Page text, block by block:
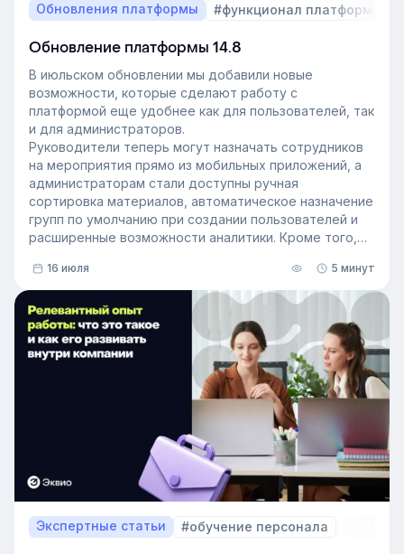
Обновления платформы #функционал платформы
Обновление платформы 14.8
В июльском обновлении мы добавили новые
возможности, которые сделают работу с
платформой еще удобнее как для пользователей, так
и для администраторов.
Руководители теперь могут назначать сотрудников
на мероприятия прямо из мобильных приложений, а
администраторам стали доступны ручная
сортировка материалов, автоматическое назначение
групп по умолчанию при создании пользователей и
расширенные возможности аналитики. Кроме того,
он охватывает и материалы из раздела «Проводник».
16 июля 5 минут
Экспертные статьи #обучение персонала